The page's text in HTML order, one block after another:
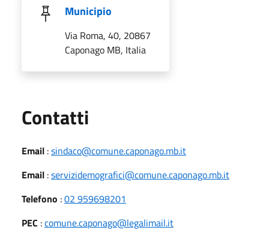
Municipio
Via Roma, 40, 20867
Caponago MB, Italia
Contatti
Email :sindaco@comune.caponago.mb.it
Email :servizidemografici@comune.caponago.mb.it
Telefono :02 959698201
PEC :comune.caponago@legalimail.it